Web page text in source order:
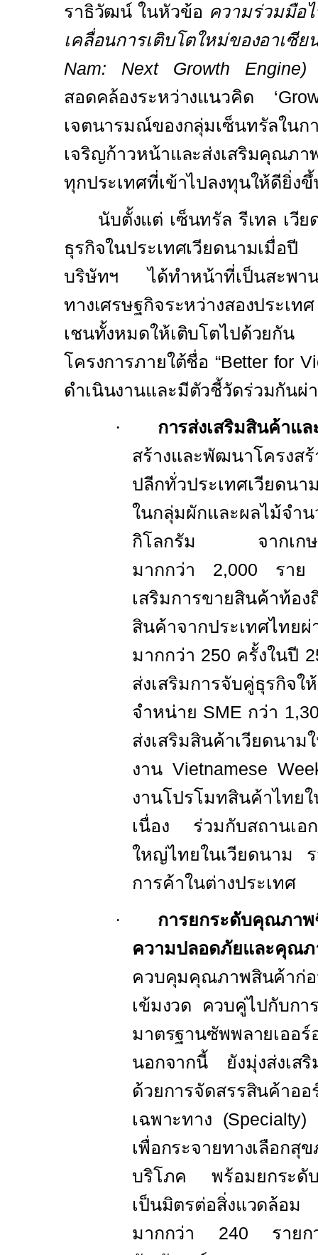
ราธิวัฒน์ ในหัวข้อ ความร่วมมือ
เคลื่อนการเติบโตใหม่ของอาเซี
Nam: Next Growth
สอดคล้องระหว่างแนวคิด
เจตนารมณ์ของกลุ่มเซ็นทรัลในก
เจริญก้าวหน้าและส่งเสริมคุณภ
ทุกประเทศที่เข้าไปลงทุนให้ดียิ่งขึ้
นับตั้งแต่ เซ็นทรัล รีเทล เวี
ธุรกิจในประเทศเวียดนามเมื่อ
บริษัทฯ ได้ทำหน้าที่เป็นสะพาน
ทางเศรษฐกิจระหว่างสองประเ
เชนทั้งหมดให้เติบโตไปด้วย
โครงการภายใต้ชื่อ “Better for
ดำเนินงานและมีตัวชี้วัดร่วมกันผ่
·
การส่งเสริมสินค้าแ
สร้างและพัฒนาโครงส
ปลีกทั่วประเทศเวียดน
ในกลุ่มผักและผลไม้
กิโลกรัม จากเกษต
มากกว่า 2,000 ราย
เสริมการขายสินค้าท้อ
สินค้าจากประเทศไทย
มากกว่า 250 ครั้งในปี
ส่งเสริมการจับคู่ธุรกิจใ
จำหน่าย SME กว่า
ส่งเสริมสินค้าเวียดนา
งาน Vietnamese
งานโปรโมทสินค้าไทย
เนื่อง ร่วมกับสถานเอ
ใหญ่ไทยในเวียดนาม ร
การค้าในต่างประเทศ
·
การยกระดับคุณภา
ความปลอดภัยและคุณ
ควบคุมคุณภาพสินค้าก่อ
เข้มงวด ควบคู่ไปกับกา
มาตรฐานซัพพลายเออร์
นอกจากนี้ ยังมุ่งส่งเสริ
ด้วยการจัดสรรสินค้าอ
เฉพาะทาง (Specialty)
เพื่อกระจายทางเลือกสุ
บริโภค พร้อมยกระดั
เป็นมิตรต่อสิ่งแวดล้
มากกว่า 240 ราย